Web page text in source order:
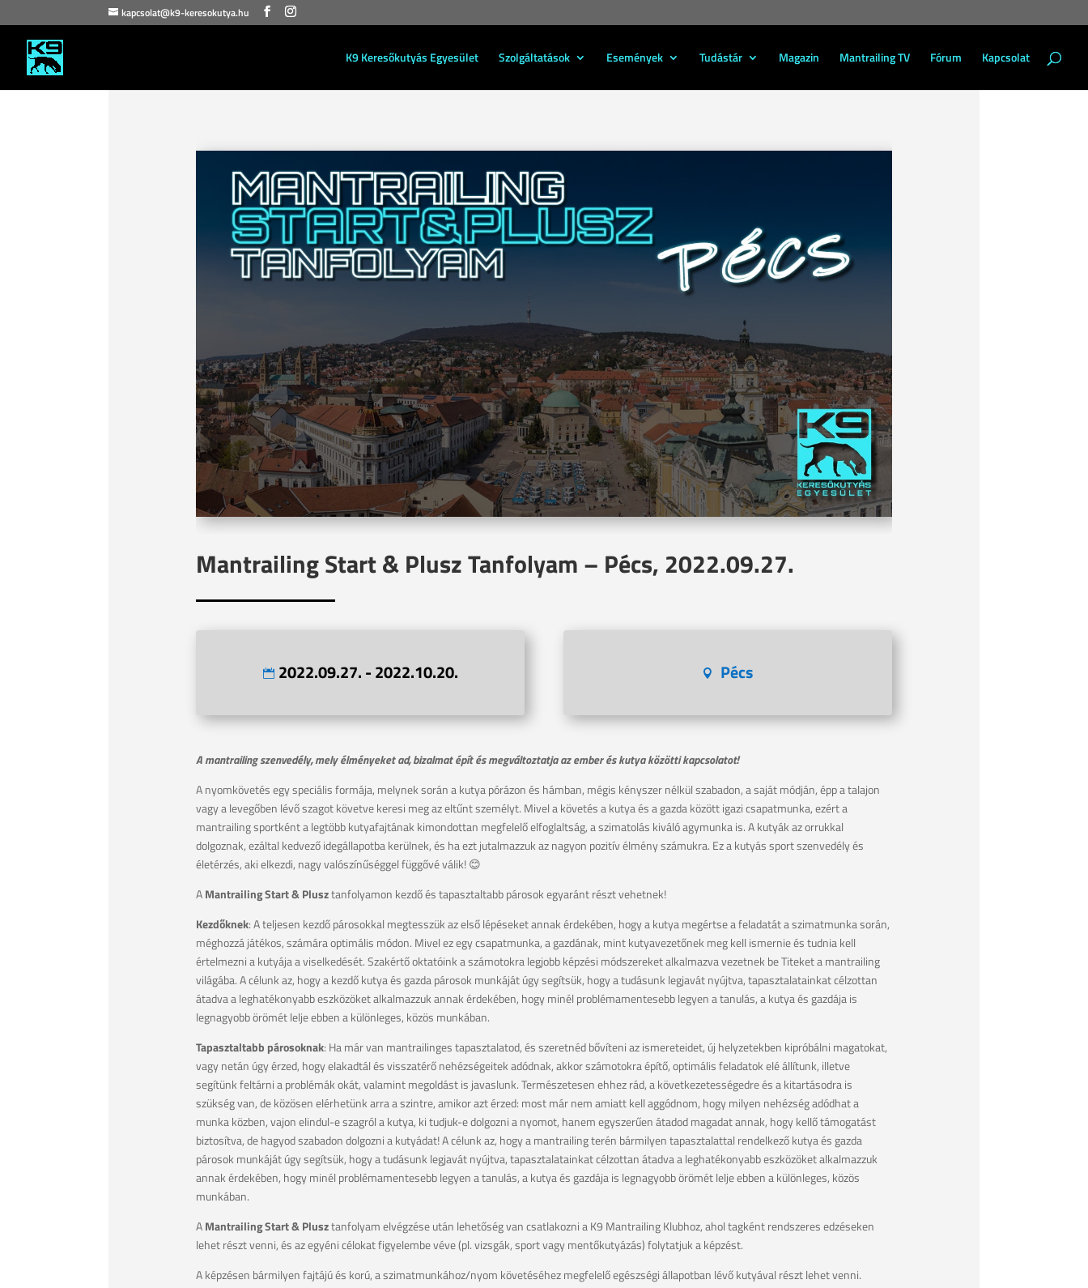
kapcsolat@k9-keresokutya.hu
K9 Keresőkutyás Egyesület Szolgáltatások Események Tudástár Magazin Mantrailing TV Fórum Kapcsolat
Mantrailing Start & Plusz Tanfolyam – Pécs, 2022.09.27.
2022.09.27. - 2022.10.20. Pécs
A mantrailing szenvedély, mely élményeket ad, bizalmat épít és megváltoztatja az ember és kutya közötti kapcsolatot!
A nyomkövetés egy speciális formája, melynek során a kutya pórázon és hámban, mégis kényszer nélkül szabadon, a saját módján, épp a talajon
vagy a levegőben lévő szagot követve keresi meg az eltűnt személyt. Mivel a követés a kutya és a gazda között igazi csapatmunka, ezért a
mantrailing sportként a legtöbb kutyafajtának kimondottan megfelelő elfoglaltság, a szimatolás kiváló agymunka is. A kutyák az orrukkal
dolgoznak, ezáltal kedvező idegállapotba kerülnek, és ha ezt jutalmazzuk az nagyon pozitív élmény számukra. Ez a kutyás sport szenvedély és
életérzés, aki elkezdi, nagy valószínűséggel függővé válik! 😊
AMantrailing Start & Plusztanfolyamon kezdő és tapasztaltabb párosok egyaránt részt vehetnek!
Kezdőknek: A teljesen kezdő párosokkal megtesszük az első lépéseket annak érdekében, hogy a kutya megértse a feladatát a szimatmunka során,
méghozzá játékos, számára optimális módon. Mivel ez egy csapatmunka, a gazdának, mint kutyavezetőnek meg kell ismernie és tudnia kell
értelmezni a kutyája a viselkedését. Szakértő oktatóink a számotokra legjobb képzési módszereket alkalmazva vezetnek be Titeket a mantrailing
világába. A célunk az, hogy a kezdő kutya és gazda párosok munkáját úgy segítsük, hogy a tudásunk legjavát nyújtva, tapasztalatainkat célzottan
átadva a leghatékonyabb eszközöket alkalmazzuk annak érdekében, hogy minél problémamentesebb legyen a tanulás, a kutya és gazdája is
legnagyobb örömét lelje ebben a különleges, közös munkában.
Tapasztaltabb párosoknak: Ha már van mantrailinges tapasztalatod, és szeretnéd bővíteni az ismereteidet, új helyzetekben kipróbálni magatokat,
vagy netán úgy érzed, hogy elakadtál és visszatérő nehézségeitek adódnak, akkor számotokra építő, optimális feladatok elé állítunk, illetve
segítünk feltárni a problémák okát, valamint megoldást is javaslunk. Természetesen ehhez rád, a következetességedre és a kitartásodra is
szükség van, de közösen elérhetünk arra a szintre, amikor azt érzed: most már nem amiatt kell aggódnom, hogy milyen nehézség adódhat a
munka közben, vajon elindul-e szagról a kutya, ki tudjuk-e dolgozni a nyomot, hanem egyszerűen átadod magadat annak, hogy kellő támogatást
biztosítva, de hagyod szabadon dolgozni a kutyádat! A célunk az, hogy a mantrailing terén bármilyen tapasztalattal rendelkező kutya és gazda
párosok munkáját úgy segítsük, hogy a tudásunk legjavát nyújtva, tapasztalatainkat célzottan átadva a leghatékonyabb eszközöket alkalmazzuk
annak érdekében, hogy minél problémamentesebb legyen a tanulás, a kutya és gazdája is legnagyobb örömét lelje ebben a különleges, közös
munkában.
AMantrailing Start & Plusztanfolyam elvégzése után lehetőség van csatlakozni a K9 Mantrailing Klubhoz, ahol tagként rendszeres edzéseken
lehet részt venni, és az egyéni célokat figyelembe véve (pl. vizsgák, sport vagy mentőkutyázás) folytatjuk a képzést.
A képzésen bármilyen fajtájú és korú, a szimatmunkához/nyom követéséhez megfelelő egészségi állapotban lévő kutyával részt lehet venni.